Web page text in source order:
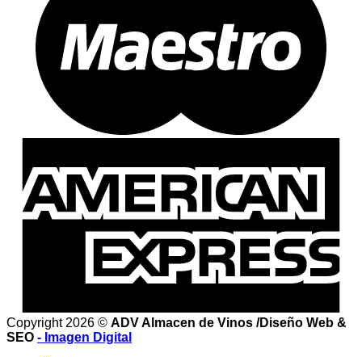
Copyright 2026 © ADV Almacen de Vinos /Diseño Web &
SEO - Imagen Digital